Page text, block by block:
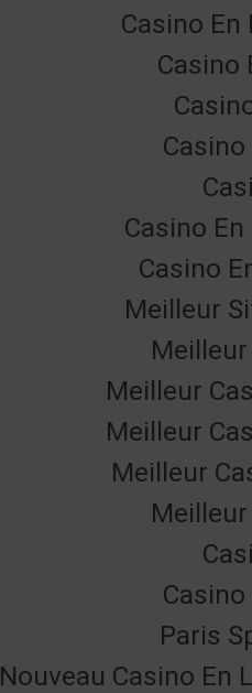
Casino En
Casino
Casino
Casino
Meilleur
Meilleur
Meilleur
Meilleur
Paris
Nouveau Casino En